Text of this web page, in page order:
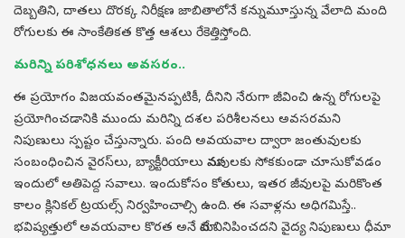
దెబ్బతిని, దాతలు దొరక్క నిరీక్షణ జాబితాలోనే కన్నుమూస్తున్న వేలాది మంది
రోగులకు ఈ సాంకేతికత కొత్త ఆశలు రేకెత్తిస్తోంది.
మరిన్ని పరిశోధనలు అవసరం..
ఈ ప్రయోగం విజయవంతమైనప్పటికీ, దీనిని నేరుగా జీవించి ఉన్న రోగులపై
ప్రయోగించడానికి ముందు మరిన్ని దశల పరిశీలనలు అవసరమని
నిపుణులు స్పష్టం చేస్తున్నారు. పంది అవయవాల ద్వారా జంతువులకు
సంబంధించిన వైరస్‌లు, బ్యాక్టీరియాలు మానవులకు సోకకుండా చూసుకోవడం
ఇందులో అతిపెద్ద సవాలు. ఇందుకోసం కోతులు, ఇతర జీవులపై మరికొంత
కాలం క్లినికల్ ట్రయల్స్ నిర్వహించాల్సి ఉంది. ఈ సవాళ్లను అధిగమిస్తే..
భవిష్యత్తులో అవయవాల కొరత అనే మాటే వినిపించదని వైద్య నిపుణులు ధీమా